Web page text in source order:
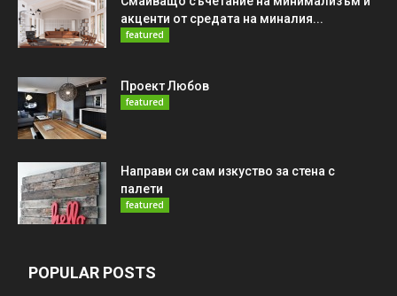
акценти от средата на миналия...
featured
Проект Любов
featured
Направи си сам изкуство за стена с
палети
featured
POPULAR POSTS